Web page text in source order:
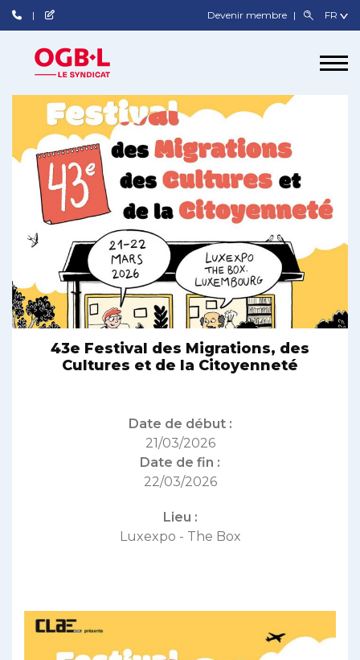
Devenir membre
43e Festival des Migrations, des
Cultures et de la Citoyenneté
Date de début :
21/03/2026
Date de fin :
22/03/2026
Lieu :
Luxexpo - The Box